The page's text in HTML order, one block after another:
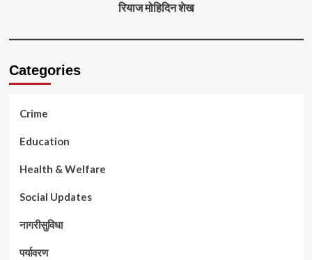
रियाज मोहिदिन शेख
Categories
Crime
Education
Health & Welfare
Social Updates
नागरीसुविधा
पर्यावरण